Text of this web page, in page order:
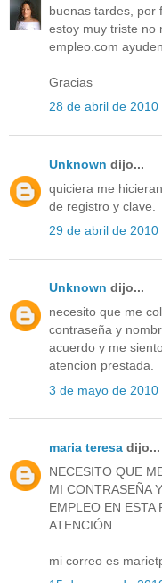
buenas tardes, por
estoy muy triste no
empleo.com
Gracias
28 de abril de 2010
Unknown dijo...
quiciera me
de registro y clave.
29 de abril de
Unknown dijo...
necesito que me
contraseña y
acuerdo y me
atencion prestada.
3 de mayo de 2010
maria teresa dijo...
NECESITO QUE
MI CONTRASEÑA
EMPLEO EN ESTA
ATENCIÓN.
mi correo es